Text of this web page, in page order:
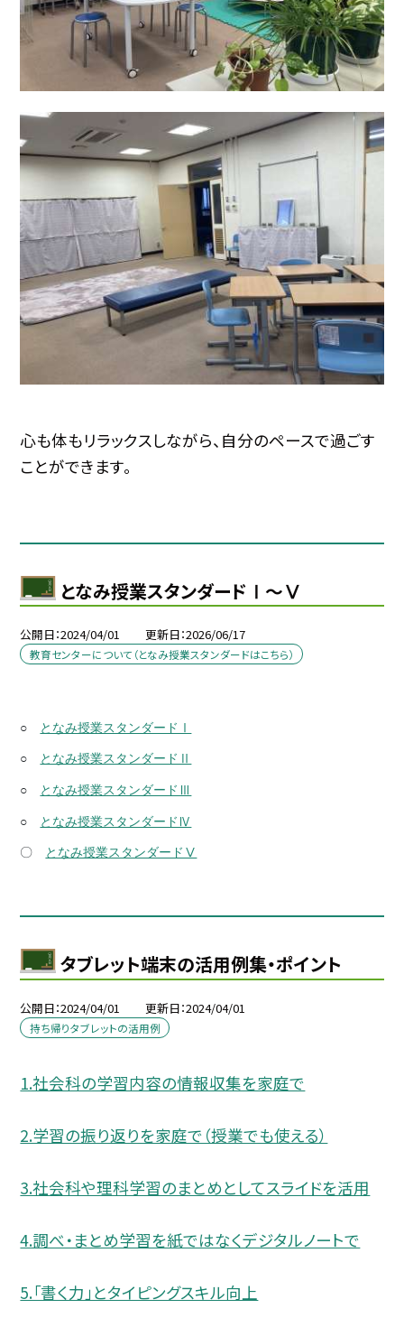
心も体もリラックスしながら、自分のペースで過ごす
ことができます。
となみ授業スタンダードⅠ～Ⅴ
公開日 2024/04/01 更新日 2026/06/17
教育センターについて（となみ授業スタンダードはこちら）
○ となみ授業スタンダードⅠ
○ となみ授業スタンダードⅡ
○ となみ授業スタンダードⅢ
○ となみ授業スタンダードⅣ
〇 となみ授業スタンダードⅤ
タブレット端末の活用例集・ポイント
公開日 2024/04/01 更新日 2024/04/01
持ち帰りタブレットの活用例
1.社会科の学習内容の情報収集を家庭で
2.学習の振り返りを家庭で（授業でも使える）
3.社会科や理科学習のまとめとしてスライドを活用
4.調べ・まとめ学習を紙ではなくデジタルノートで
5.「書く力」とタイピングスキル向上